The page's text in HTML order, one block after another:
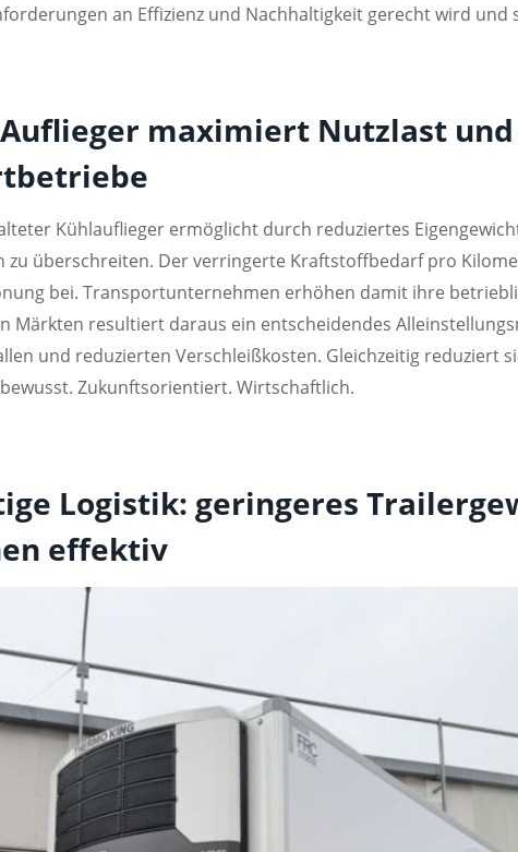
an Effizienz und Nachhaltigkeit gerecht wird und
maximiert Nutzlast
Kühlauflieger ermöglicht durch reduziertes
zu überschreiten. Der verringerte Kraftstoffbedarf pro
bei. Transportunternehmen erhöhen damit ihre
Märkten resultiert daraus ein entscheidendes
und reduzierten Verschleißkosten. Gleichzeitig reduziert
Zukunftsorientiert. Wirtschaftlich.
Logistik: geringeres
effektiv